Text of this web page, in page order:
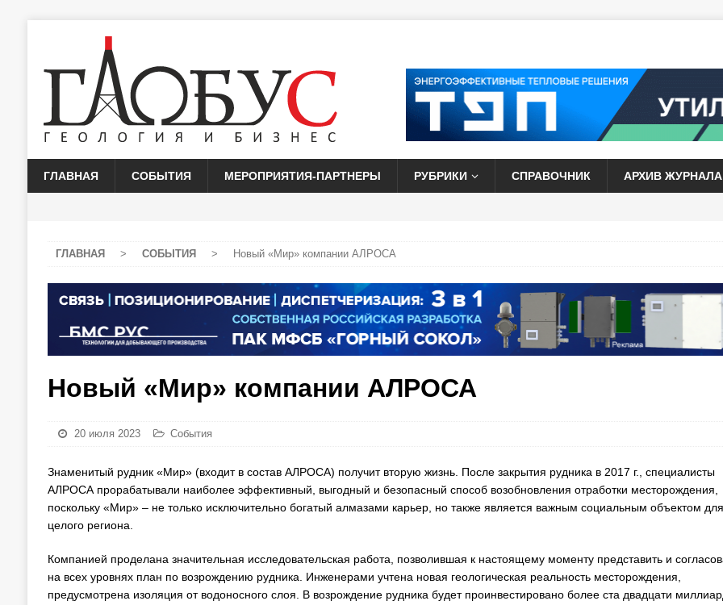
ГЛАВНАЯ СОБЫТИЯ МЕРОПРИЯТИЯ-ПАРТНЕРЫ РУБРИКИ СПРАВОЧНИК АРХИВ ЖУРНАЛА
ГЛАВНАЯ > СОБЫТИЯ > Новый «Мир» компании АЛРОСА
Новый «Мир» компании АЛРОСА
20 июля 2023 События
Знаменитый рудник «Мир» (входит в состав АЛРОСА) получит вторую жизнь. После закрытия рудника в 2017 г., специалисты
АЛРОСА прорабатывали наиболее эффективный, выгодный и безопасный способ возобновления отработки месторождения,
поскольку «Мир» – не только исключительно богатый алмазами карьер, но также является важным социальным объектом для
целого региона.
Компанией проделана значительная исследовательская работа, позволившая к настоящему моменту представить и
на всех уровнях план по возрождению рудника. Инженерами учтена новая геологическая реальность месторождения,
предусмотрена изоляция от водоносного слоя. В возрождение рудника будет проинвестировано более ста двадцати